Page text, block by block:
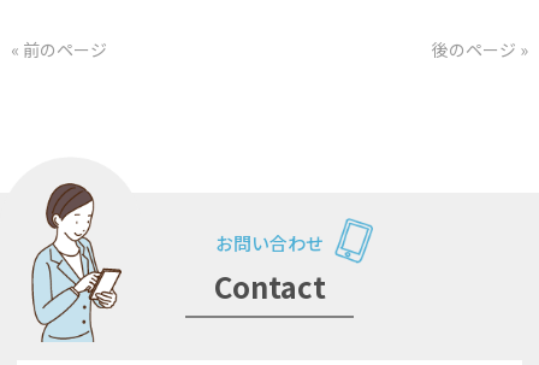
« 前のページ 後のページ »
お問い合わせ
Contact